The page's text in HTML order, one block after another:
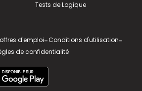
Tests de Logique
d'emploi-Conditions d'utilisation-
de confidentialité